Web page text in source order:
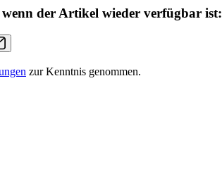
der Artikel wieder verfügbar ist:
zur Kenntnis genommen.